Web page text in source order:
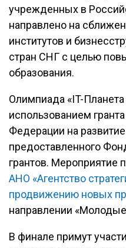
учрежденных в
направлено на
институтов и
стран СНГ с целью
образования.
Олимпиада «IT-
использованием
Федерации на
предоставленного
грантов. Мероприятие
АНО «Агентство
продвижению новых
направлении
В финале примут